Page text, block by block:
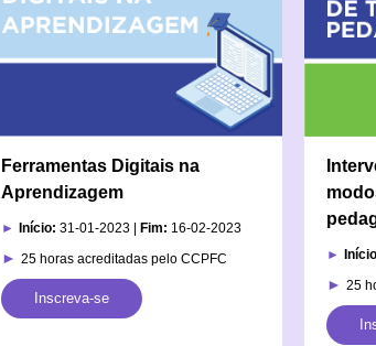
Ferramentas Digitais na
Aprendizagem
► Início: 31-01-2023 | Fim: 16-02-2023
► 25 horas acreditadas pelo CCPFC
Inscreva-se
►
► 25